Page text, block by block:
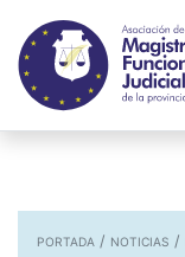
PORTADA / NOTICIAS /